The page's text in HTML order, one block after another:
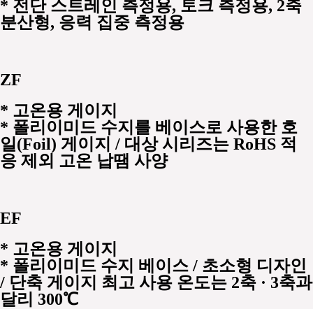
* 전단 스트레인 측정용, 토크 측정용, 2축
분산형, 응력 집중 측정용
ZF
* 고온용 게이지
* 폴리이미드 수지를 베이스로 사용한 호
일(Foil) 게이지 / 대상 시리즈는 RoHS 적
응 제외 고온 납땜 사양
EF
* 고온용 게이지
* 폴리이미드 수지 베이스 / 초소형 디자인
/ 단축 게이지 최고 사용 온도는 2축 · 3축과
달리 300 ℃